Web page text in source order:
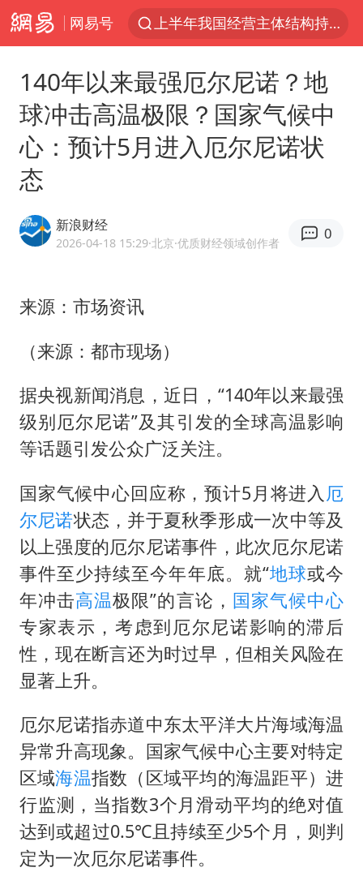
网易号
上半年我国经营主体结构持续优化
中国籍豪华游艇富商之子在泰国被杀
以军士兵把枪口对准中国记者
构建更高水平的全民健身公共服务体系
香港高温刷新历史纪录
韩军前线部队连曝丑闻
上海有出现龙卷潜势
奋力开创中国式现代化建设新局面
140年以来最强厄尔尼诺？地
球冲击高温极限？国家气候中
心：预计5月进入厄尔尼诺状
态
新浪财经
2026-04-18 15:29·北京·优质财经领域创作者
0
来源：市场资讯
（来源：都市现场）
据央视新闻消息，近日，“140年以来最强
级别厄尔尼诺”及其引发的全球高温影响
等话题引发公众广泛关注。
国家气候中心回应称，预计5月将进入 厄
尔尼诺状态，并于夏秋季形成一次中等及
以上强度的厄尔尼诺事件，此次厄尔尼诺
事件至少持续至今年年底。就“地球或今
年冲击高温极限”的言论， 国家气候中心
专家表示，考虑到厄尔尼诺影响的滞后
性，现在断言还为时过早，但相关风险在
显著上升。
厄尔尼诺指赤道中东太平洋大片海域海温
异常升高现象。国家气候中心主要对特定
区域海温指数（区域平均的海温距平）进
行监测，当指数3个月滑动平均的绝对值
达到或超过0.5℃且持续至少5个月，则判
定为一次厄尔尼诺事件。